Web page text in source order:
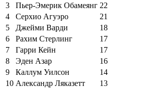
3
Пьер-Эмерик Обамеянг 22
4
Серхио Агуэро
21
5
Джейми Варди
18
6
Рахим Стерлинг
17
7
Гарри Кейн
17
8
Эден Азар
16
9
Каллум Уилсон
14
10 Александр Ляказетт
13